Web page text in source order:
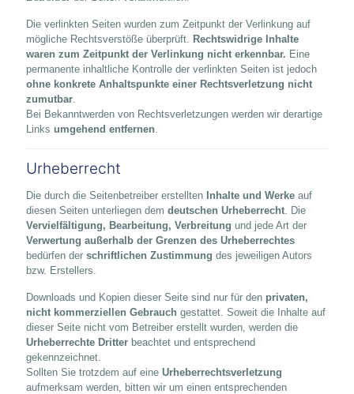
Die verlinkten Seiten wurden zum Zeitpunkt der Verlinkung auf
mögliche Rechtsverstöße überprüft. Rechtswidrige Inhalte
waren zum Zeitpunkt der Verlinkung nicht erkennbar. Eine
permanente inhaltliche Kontrolle der verlinkten Seiten ist jedoch
ohne konkrete Anhaltspunkte einer Rechtsverletzung nicht
zumutbar.
Bei Bekanntwerden von Rechtsverletzungen werden wir derartige
Links umgehend entfernen.
Urheberrecht
Die durch die Seitenbetreiber erstellten Inhalte und Werke auf
diesen Seiten unterliegen dem deutschen Urheberrecht. Die
Vervielfältigung, Bearbeitung, Verbreitung und jede Art der
Verwertung außerhalb der Grenzen des Urheberrechtes
bedürfen der schriftlichen Zustimmung des jeweiligen Autors
bzw. Erstellers.
Downloads und Kopien dieser Seite sind nur für den privaten,
nicht kommerziellen Gebrauch gestattet. Soweit die Inhalte auf
dieser Seite nicht vom Betreiber erstellt wurden, werden die
Urheberrechte Dritter beachtet und entsprechend
gekennzeichnet.
Sollten Sie trotzdem auf eine Urheberrechtsverletzung
aufmerksam werden, bitten wir um einen entsprechenden